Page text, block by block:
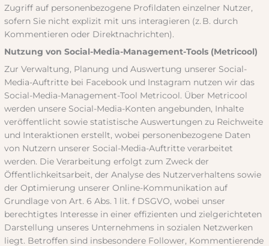
Zugriff auf personenbezogene Profildaten einzelner Nutzer,
sofern Sie nicht explizit mit uns interagieren (z. B. durch
Kommentieren oder Direktnachrichten).
Nutzung von Social-Media-Management-Tools (Metricool)
Zur Verwaltung, Planung und Auswertung unserer Social-
Media-Auftritte bei Facebook und Instagram nutzen wir das
Social-Media-Management-Tool Metricool. Über Metricool
werden unsere Social-Media-Konten angebunden, Inhalte
veröffentlicht sowie statistische Auswertungen zu Reichweite
und Interaktionen erstellt, wobei personenbezogene Daten
von Nutzern unserer Social-Media-Auftritte verarbeitet
werden. Die Verarbeitung erfolgt zum Zweck der
Öffentlichkeitsarbeit, der Analyse des Nutzerverhaltens sowie
der Optimierung unserer Online-Kommunikation auf
Grundlage von Art. 6 Abs. 1 lit. f DSGVO, wobei unser
berechtigtes Interesse in einer effizienten und zielgerichteten
Darstellung unseres Unternehmens in sozialen Netzwerken
liegt. Betroffen sind insbesondere Follower, Kommentierende